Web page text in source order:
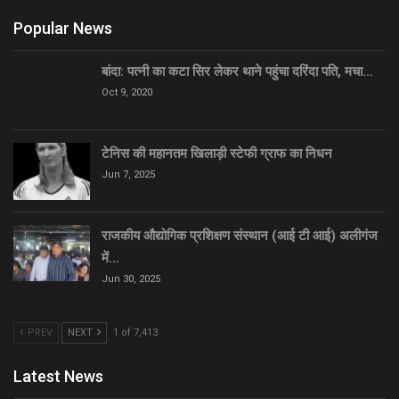
Popular News
बांदा: पत्नी का कटा सिर लेकर थाने पहुंचा दरिंदा पति, मचा…
Oct 9, 2020
टेनिस की महानतम खिलाड़ी स्टेफी ग्राफ का निधन
Jun 7, 2025
राजकीय औद्योगिक प्रशिक्षण संस्थान (आई टी आई) अलीगंज
में…
Jun 30, 2025
PREV NEXT 1 of 7,413
Latest News